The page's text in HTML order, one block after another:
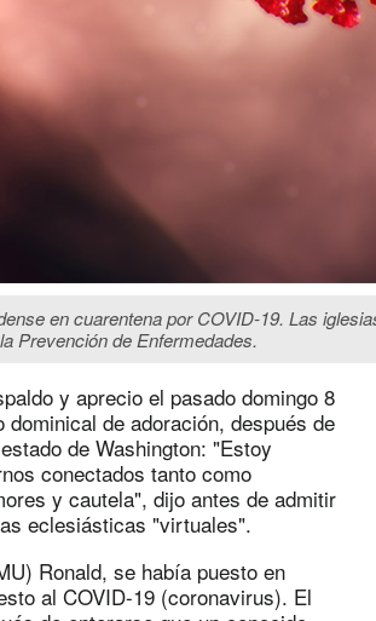
en cuarentena por COVID-19. Las
Prevención de Enfermedades.
y aprecio el pasado domingo 8
de adoración, después de
de Washington: "Estoy
conectados tanto como
y cautela", dijo antes de admitir
eclesiásticas "virtuales".
Ronald, se había puesto en
al COVID-19 (coronavirus). El